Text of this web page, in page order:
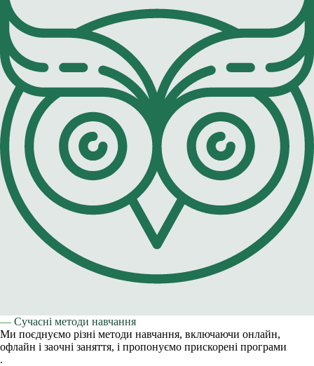
— Сучасні методи навчання
Ми поєднуємо різні методи навчання, включаючи онлайн,
офлайн і заочні заняття, і пропонуємо прискорені програми
.